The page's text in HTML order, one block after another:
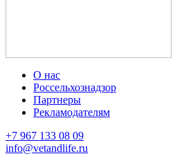
О нас
Россельхознадзор
Партнеры
Рекламодателям
+7 967 133 08 09
info@vetandlife.ru